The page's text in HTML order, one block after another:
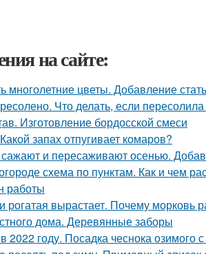
на сайте:
многолетние цветы. Добавление
Что делать, если
Изготовление бордосской смеси
запах отпугивает комаров?
и пересаживают осенью.
схема по пунктам. Как и чем
работы
вырастает. Почему морковь
дома. Деревянные заборы
2022 году. Посадка чеснока озимого